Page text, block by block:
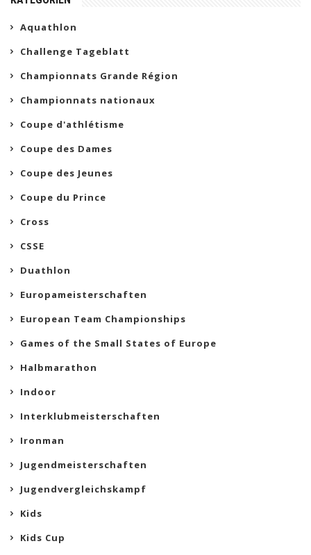
Aquathlon
Challenge Tageblatt
Championnats Grande Région
Championnats nationaux
Coupe d'athlétisme
Coupe des Dames
Coupe des Jeunes
Coupe du Prince
Cross
CSSE
Duathlon
Europameisterschaften
European Team Championships
Games of the Small States of Europe
Halbmarathon
Indoor
Interklubmeisterschaften
Ironman
Jugendmeisterschaften
Jugendvergleichskampf
Kids
Kids Cup